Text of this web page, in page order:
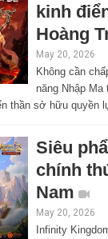
kinh
Hoàng
May 20, 2026
Không cần
năng Nhập
thần sở hữu quyền
Siêu
chính
Nam
May 20, 2026
Infinity